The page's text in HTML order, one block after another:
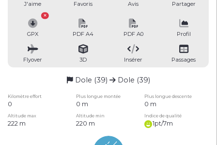
J'aime Favoris Avis Partager
GPX PDF A4 PDF A0 Profil
Flyover 3D Insérer Passages
Dole (39) Dole (39)
Kilomètre effort Plus longue montée Plus longue descente
0 0 m 0 m
Altitude max Altitude min Indice de qualité
222 m 220 m 1pt/7m